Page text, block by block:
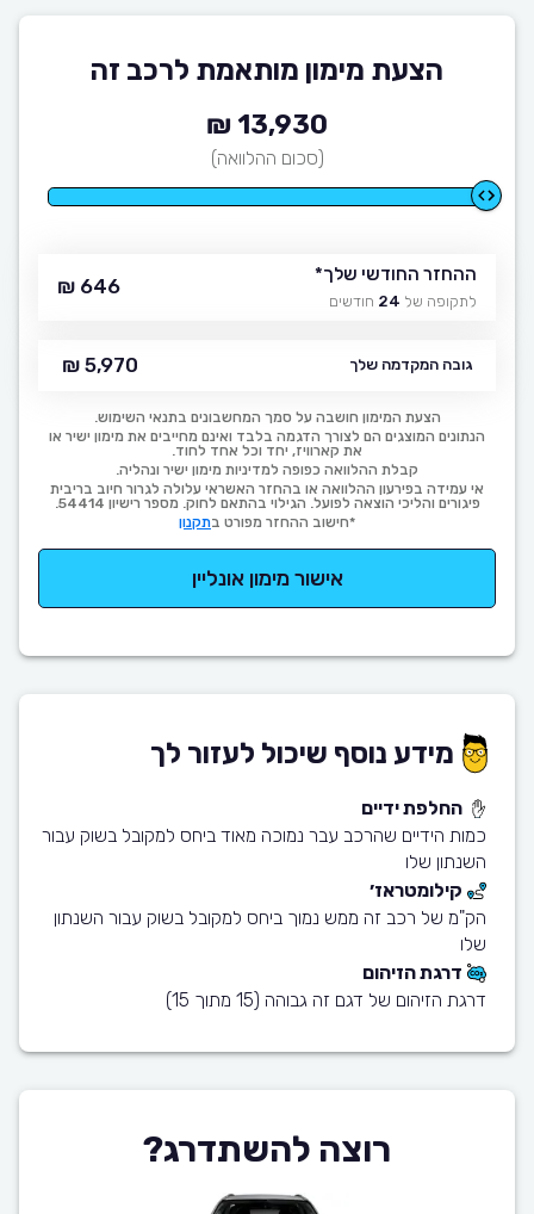
הצעת מימון מותאמת לרכב זה
13,930 ₪
(סכום ההלוואה)
ההחזר החודשי שלך*
לתקופה של 24 חודשים
646 ₪
גובה המקדמה שלך 5,970 ₪
הצעת המימון חושבה על סמך המחשבונים בתנאי השימוש.
הנתונים המוצגים הם לצורך הדגמה בלבד ואינם מחייבים את מימון ישיר או
את קארוויז, יחד וכל אחד לחוד.
קבלת ההלוואה כפופה למדיניות מימון ישיר ונהליה.
אי עמידה בפירעון ההלוואה או בהחזר האשראי עלולה לגרור חיוב בריבית
פיגורים והליכי הוצאה לפועל. הגילוי בהתאם לחוק. מספר רישיון 54414.
*חישוב ההחזר מפורט בתקנון
אישור מימון אונליין
מידע נוסף שיכול לעזור לך
החלפת ידיים
כמות הידיים שהרכב עבר נמוכה מאוד ביחס למקובל בשוק עבור
השנתון שלו
קילומטראז׳
הק"מ של רכב זה ממש נמוך ביחס למקובל בשוק עבור השנתון
שלו
דרגת הזיהום
דרגת הזיהום של דגם זה גבוהה (15 מתוך 15)
רוצה להשתדרג?